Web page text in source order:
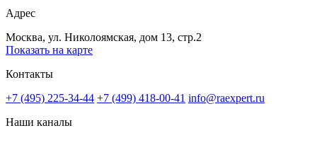
Адрес
Москва, ул. Николоямская, дом 13, стр.2
Показать на карте
Контакты
+7 (495) 225-34-44 +7 (499) 418-00-41 info@raexpert.ru
Наши каналы